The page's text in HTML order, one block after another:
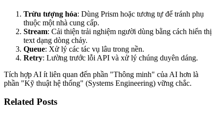
Trừu tượng hóa: Dùng Prism hoặc tương tự để tránh phụ
thuộc một nhà cung cấp.
Stream: Cải thiện trải nghiệm người dùng bằng cách hiển thị
text dạng dòng chảy.
Queue: Xử lý các tác vụ lâu trong nền.
Retry: Lường trước lỗi API và xử lý chúng duyên dáng.
Tích hợp AI ít liên quan đến phần "Thông minh" của AI hơn là
phần "Kỹ thuật hệ thống" (Systems Engineering) vững chắc.
Related Posts